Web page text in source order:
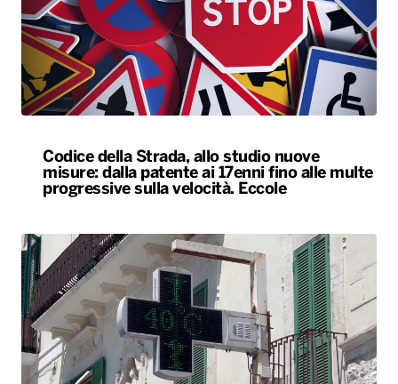
Codice della Strada, allo studio nuove
misure: dalla patente ai 17enni fino alle multe
progressive sulla velocità. Eccole